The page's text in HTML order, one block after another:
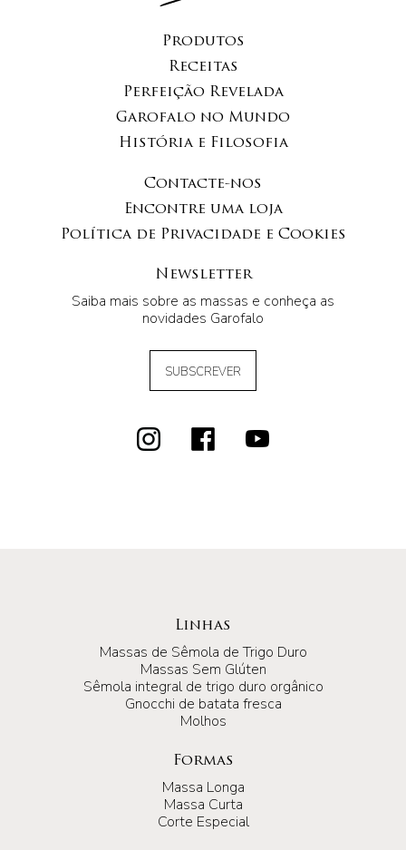
Produtos
Receitas
Perfeição Revelada
Garofalo no Mundo
História e Filosofia
Contacte-nos
Encontre uma loja
Política de Privacidade e Cookies
Newsletter
Saiba mais sobre as massas e conheça as
novidades Garofalo
SUBSCREVER
Linhas
Massas de Sêmola de Trigo Duro
Massas Sem Glúten
Sêmola integral de trigo duro orgânico
Gnocchi de batata fresca
Molhos
Formas
Massa Longa
Massa Curta
Corte Especial